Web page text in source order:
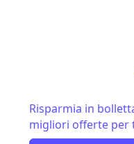
Risparmia in
migliori offerte per